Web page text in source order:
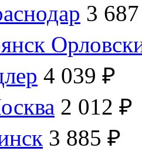
3
4 039 ₽
2 012 ₽
3 885 ₽